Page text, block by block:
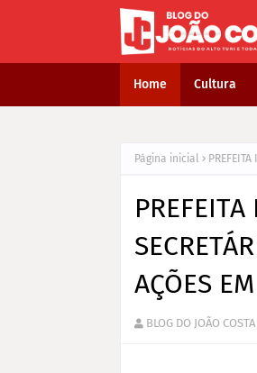
Home Cultura
Página inicial
PREFEITA
AÇÕES
BLOG DO JOÃO COSTA